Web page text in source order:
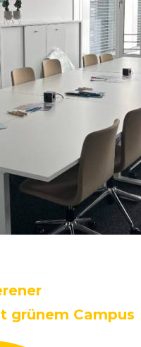
grünem Campus